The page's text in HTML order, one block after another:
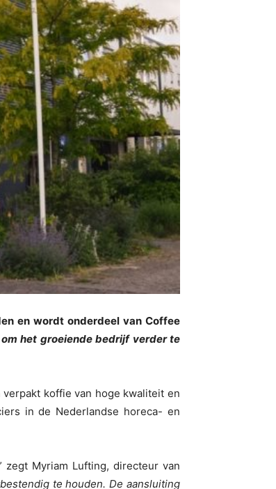
en wordt onderdeel van Coffee
het groeiende bedrijf verder te
koffie van hoge kwaliteit en
in de Nederlandse horeca- en
zegt Myriam Lufting, directeur van
te houden. De aansluiting